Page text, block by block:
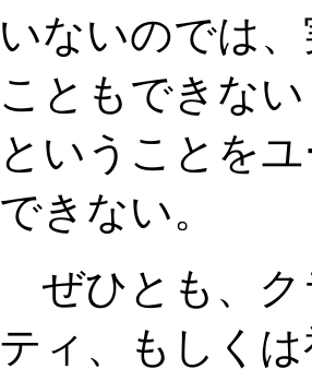
いないのでは
こともできな
ということを
できない。
ぜひとも、ク
ティ、もしく